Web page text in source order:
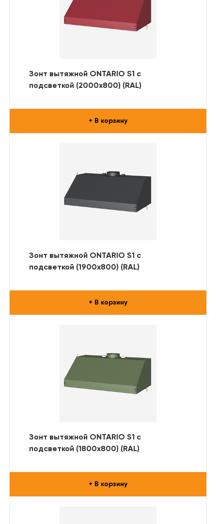
Зонт вытяжной ONTARIO S1 с
подсветкой (2000x800) (RAL)
+ В корзину
Зонт вытяжной ONTARIO S1 с
подсветкой (1900x800) (RAL)
+ В корзину
Зонт вытяжной ONTARIO S1 с
подсветкой (1800x800) (RAL)
+ В корзину